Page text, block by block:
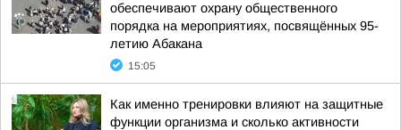
обеспечивают охрану общественного
порядка на мероприятиях, посвящённых 95-
летию Абакана
15:05
Как именно тренировки влияют на защитные
функции организма и сколько активности